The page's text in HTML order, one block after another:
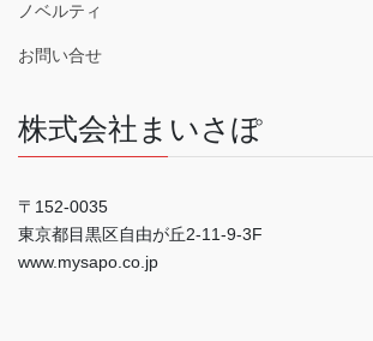
ノベルティ
お問い合せ
株式会社まいさぽ
〒152-0035
東京都目黒区自由が丘2-11-9-3F
www.mysapo.co.jp